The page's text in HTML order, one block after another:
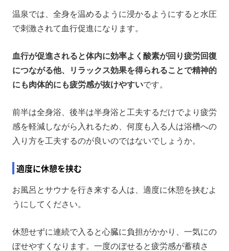
温泉では、全身を温めるように浸かるようにすると水圧
で刺激されて血行促進になります。
血行が促進されると体内に効率よく酸素が回り疲労回復
につながる他、リラックス効果を得られることで精神的
にも肉体的にも疲労感が抜けやすいです。
前半は全身浴、後半は半身浴と工夫するだけでより疲労
感を軽減しながら入れるため、何度も入る人は浴槽への
入り方を工夫するのが良いのではないでしょうか。
適度に休憩を挟む
お風呂とサウナを行き来する人は、適度に休憩を挟むよ
うにしてください。
休憩せずに連続で入ると心臓に負担がかかり、一気にの
ぼせやすくなります。一度のぼせると疲労感が蓄積さ